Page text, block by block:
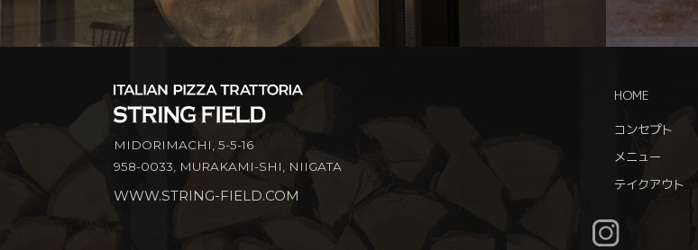
MIDORIMACHI, 5-5-16
958-0033, MURAKAMI-SHI, NIIGATA
WWW.STRING-FIELD.COM
HOME
コンセプト
メニュー
テイクアウト